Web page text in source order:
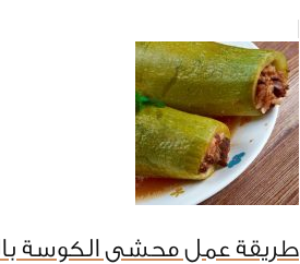
طريقة عمل محشي الكوسة